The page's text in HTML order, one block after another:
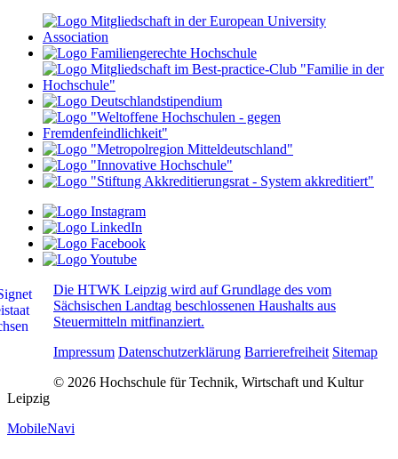
Die HTWK Leipzig wird auf Grundlage des vom
Sächsischen Landtag beschlossenen Haushalts aus
Steuermitteln mitfinanziert.
Impressum Datenschutzerklärung Barrierefreiheit Sitemap
© 2026 Hochschule für Technik, Wirtschaft und Kultur
Leipzig
MobileNavi